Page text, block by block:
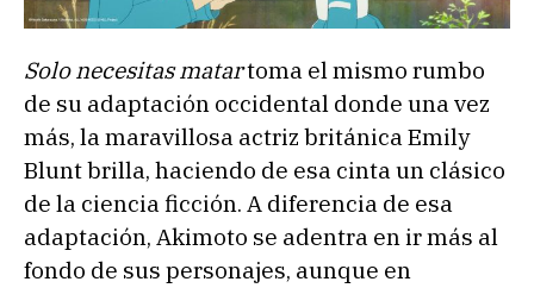
Solo necesitas matartoma el mismo rumbo
de su adaptación occidental donde una vez
más, la maravillosa actriz británica Emily
Blunt brilla, haciendo de esa cinta un clásico
de la ciencia ficción. A diferencia de esa
adaptación, Akimoto se adentra en ir más al
fondo de sus personajes, aunque en